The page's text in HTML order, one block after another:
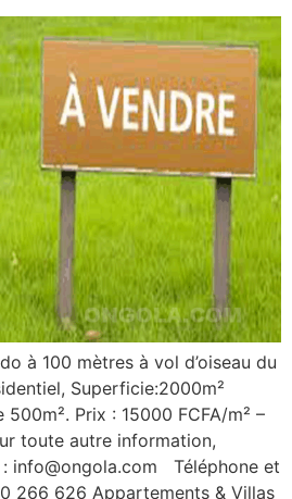
à 100 mètres à vol d’oiseau du
Superficie:2000m²
Prix : 15000 FCFA/m² –
toute autre information,
info@ongola.com Téléphone et
266 626 Appartements & Villas